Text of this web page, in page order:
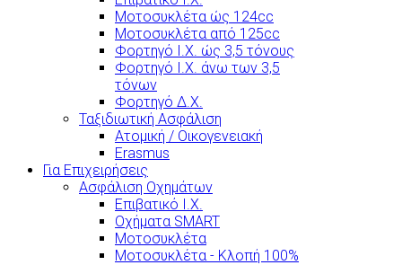
Μοτοσυκλέτα ώς 124cc
Μοτοσυκλέτα από 125cc
Φορτηγό Ι.Χ. ώς 3,5 τόνους
Φορτηγό Ι.Χ. άνω των 3,5
τόνων
Φορτηγό Δ.Χ.
Ταξιδιωτική Ασφάλιση
Ατομική / Οικογενειακή
Erasmus
Για Επιχειρήσεις
Ασφάλιση Οχημάτων
Επιβατικό Ι.Χ.
Οχήματα SMART
Μοτοσυκλέτα
Μοτοσυκλέτα - Κλοπή 100%